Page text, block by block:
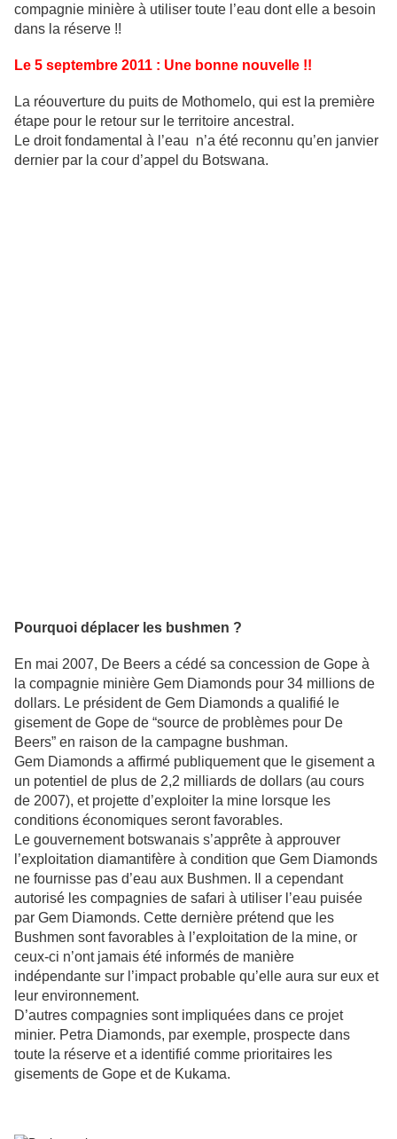
compagnie minière à utiliser toute l’eau dont elle a besoin
dans la réserve !!
Le 5 septembre 2011 : Une bonne nouvelle !!
La réouverture du puits de Mothomelo, qui est la première
étape pour le retour sur le territoire ancestral.
Le droit fondamental à l’eau n’a été reconnu qu’en janvier
dernier par la cour d’appel du Botswana.
Pourquoi déplacer les bushmen ?
En mai 2007, De Beers a cédé sa concession de Gope à
la compagnie minière Gem Diamonds pour 34 millions de
dollars. Le président de Gem Diamonds a qualifié le
gisement de Gope de “source de problèmes pour De
Beers” en raison de la campagne bushman.
Gem Diamonds a affirmé publiquement que le gisement a
un potentiel de plus de 2,2 milliards de dollars (au cours
de 2007), et projette d’exploiter la mine lorsque les
conditions économiques seront favorables.
Le gouvernement botswanais s’apprête à approuver
l’exploitation diamantifère à condition que Gem Diamonds
ne fournisse pas d’eau aux Bushmen. Il a cependant
autorisé les compagnies de safari à utiliser l’eau puisée
par Gem Diamonds. Cette dernière prétend que les
Bushmen sont favorables à l’exploitation de la mine, or
ceux-ci n’ont jamais été informés de manière
indépendante sur l’impact probable qu’elle aura sur eux et
leur environnement.
D’autres compagnies sont impliquées dans ce projet
minier. Petra Diamonds, par exemple, prospecte dans
toute la réserve et a identifié comme prioritaires les
gisements de Gope et de Kukama.